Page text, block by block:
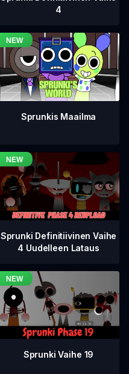
4
Sprunkis Maailma
Sprunki Definitiivinen Vaihe
4 Uudelleen Lataus
Sprunki Vaihe 19